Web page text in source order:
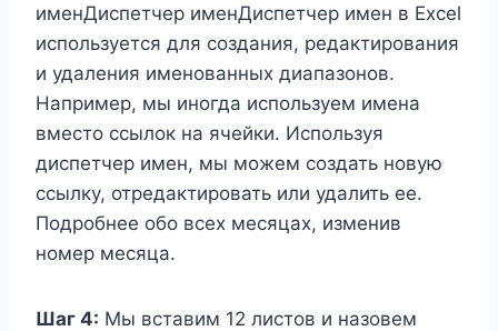
именДиспетчер именДиспетчер имен в Excel
используется для создания, редактирования
и удаления именованных диапазонов.
Например, мы иногда используем имена
вместо ссылок на ячейки. Используя
диспетчер имен, мы можем создать новую
ссылку, отредактировать или удалить ее.
Подробнее обо всех месяцах, изменив
номер месяца.
Шаг 4: Мы вставим 12 листов и назовем